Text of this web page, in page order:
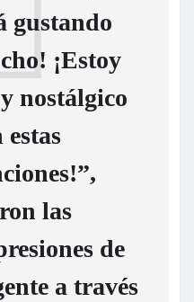
gustando
¡Estoy
nostálgico
estas
las
de
a través